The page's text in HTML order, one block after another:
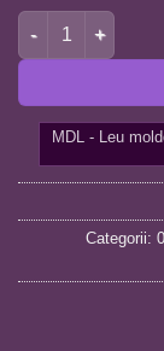
Cantitate Profil
MDL - Leu
Categorii: